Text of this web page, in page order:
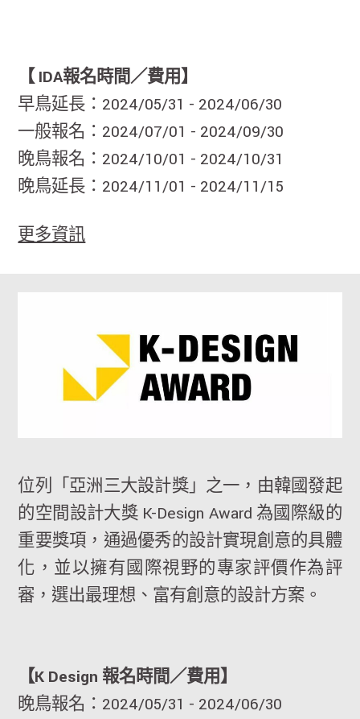
【 IDA報名時間／費用】
早鳥延長：2024/05/31 - 2024/06/30
一般報名：2024/07/01 - 2024/09/30
晚鳥報名：2024/10/01 - 2024/10/31
晚鳥延長：2024/11/01 - 2024/11/15
更多資訊
位列「亞洲三大設計獎」之一，由韓國發起
的空間設計大獎 K-Design Award 為國際級的
重要獎項，通過優秀的設計實現創意的具體
化，並以擁有國際視野的專家評價作為評
審，選出最理想、富有創意的設計方案。
【K Design 報名時間／費用】
晚鳥報名：2024/05/31 - 2024/06/30